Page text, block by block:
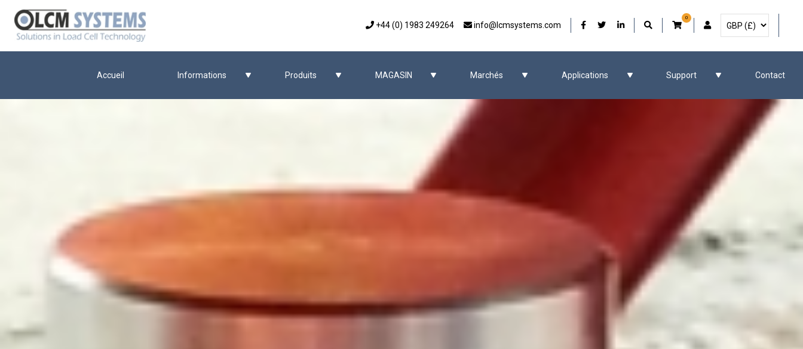
+44 (0) 1983 249264 info@lcmsystems.com Notre Facebook
Notre Twitter
Notre LinkedIn
0
Compte d'utilisateur
Sélectionner la devise
Accueil Informations Produits MAGASIN Marchés Applications Support Contact